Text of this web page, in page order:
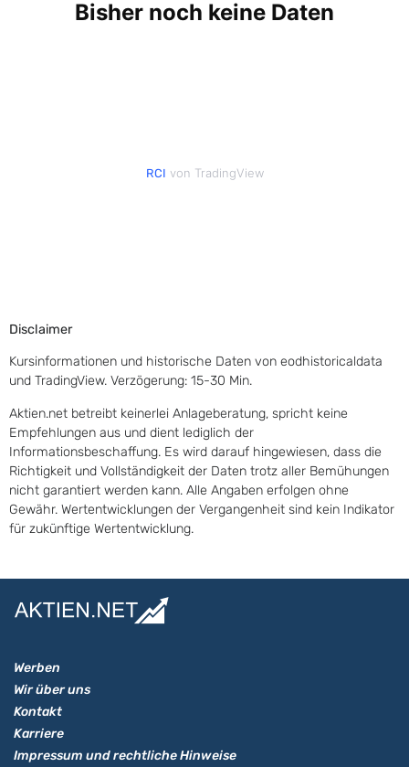
RCI von TradingView
Disclaimer
Kursinformationen und historische Daten von eodhistoricaldata
und TradingView. Verzögerung: 15-30 Min.
Aktien.net betreibt keinerlei Anlageberatung, spricht keine
Empfehlungen aus und dient lediglich der
Informationsbeschaffung. Es wird darauf hingewiesen, dass die
Richtigkeit und Vollständigkeit der Daten trotz aller Bemühungen
nicht garantiert werden kann. Alle Angaben erfolgen ohne
Gewähr. Wertentwicklungen der Vergangenheit sind kein Indikator
für zukünftige Wertentwicklung.
Werben
Wir über uns
Kontakt
Karriere
Impressum und rechtliche Hinweise